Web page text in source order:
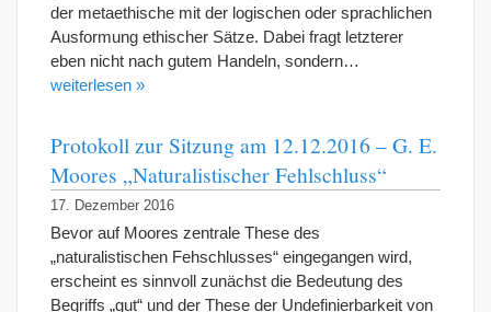
der metaethische mit der logischen oder sprachlichen
Ausformung ethischer Sätze. Dabei fragt letzterer
eben nicht nach gutem Handeln, sondern…
weiterlesen »
Protokoll zur Sitzung am 12.12.2016 – G. E.
Moores „Naturalistischer Fehlschluss“
17. Dezember 2016
Bevor auf Moores zentrale These des
„naturalistischen Fehschlusses“ eingegangen wird,
erscheint es sinnvoll zunächst die Bedeutung des
Begriffs „gut“ und der These der Undefinierbarkeit von